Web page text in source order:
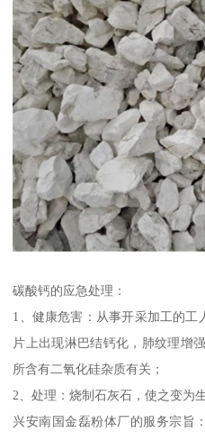
碳酸钙的应急处理：
1、健康危害：从事开采加工的
片上出现淋巴结钙化，肺纹理增
所含有二氧化硅杂质有关；
2、处理：烧制石灰石，使之变为
兴安南国金磊粉体厂的服务宗旨